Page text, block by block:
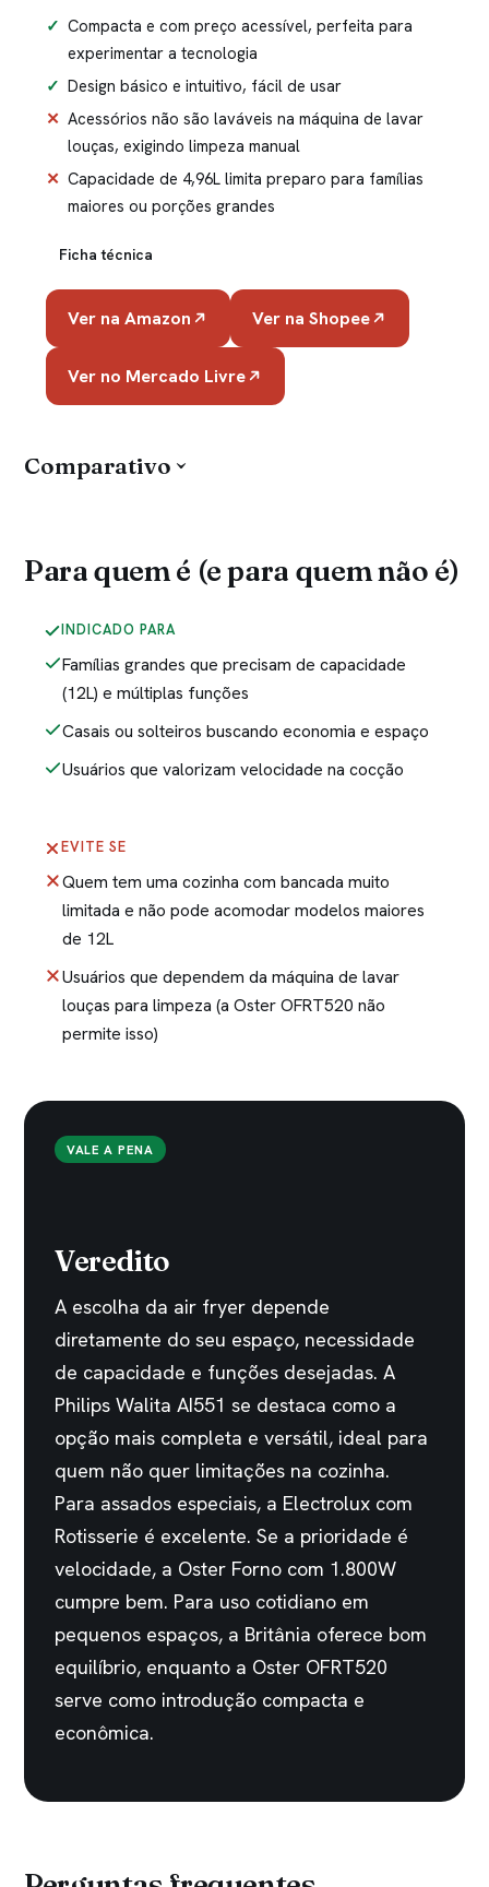
Compacta e com preço acessível, perfeita para
experimentar a tecnologia
Design básico e intuitivo, fácil de usar
Acessórios não são laváveis na máquina de lavar
louças, exigindo limpeza manual
Capacidade de 4,96L limita preparo para famílias
maiores ou porções grandes
Ficha técnica
Ver na Amazon Ver na Shopee
Ver no Mercado Livre
Comparativo
Para quem é (e para quem não é)
INDICADO PARA
Famílias grandes que precisam de capacidade
(12L) e múltiplas funções
Casais ou solteiros buscando economia e espaço
Usuários que valorizam velocidade na cocção
EVITE SE
Quem tem uma cozinha com bancada muito
limitada e não pode acomodar modelos maiores
de 12L
Usuários que dependem da máquina de lavar
louças para limpeza (a Oster OFRT520 não
permite isso)
VALE A PENA
Veredito
A escolha da air fryer depende
diretamente do seu espaço, necessidade
de capacidade e funções desejadas. A
Philips Walita AI551 se destaca como a
opção mais completa e versátil, ideal para
quem não quer limitações na cozinha.
Para assados especiais, a Electrolux com
Rotisserie é excelente. Se a prioridade é
velocidade, a Oster Forno com 1.800W
cumpre bem. Para uso cotidiano em
pequenos espaços, a Britânia oferece bom
equilíbrio, enquanto a Oster OFRT520
serve como introdução compacta e
econômica.